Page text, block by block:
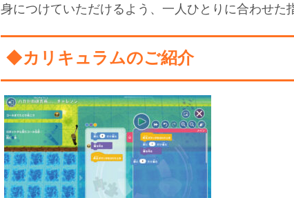
身につけていただけるよう、一人ひとりに合わせた
◆カリキュラムのご紹介